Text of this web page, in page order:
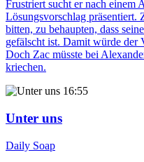
Frustriert sucht er nach einem
Lösungsvorschlag präsentiert.
bitten, zu behaupten, dass
gefälscht ist. Damit würde der
Doch Zac müsste bei
kriechen.
16:55
Unter uns
Daily Soap